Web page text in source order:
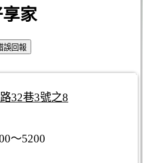
家
32巷3號之8
～5200